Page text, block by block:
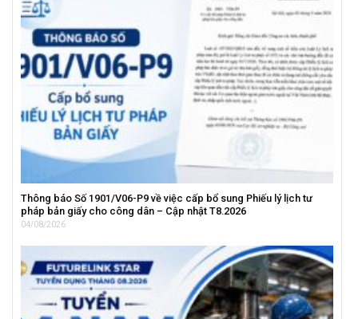
Thông báo Số 1901/V06-P9 về việc cấp bổ sung Phiếu lý lịch tư
pháp bản giấy cho công dân – Cập nhật T8.2026
04/08/2026